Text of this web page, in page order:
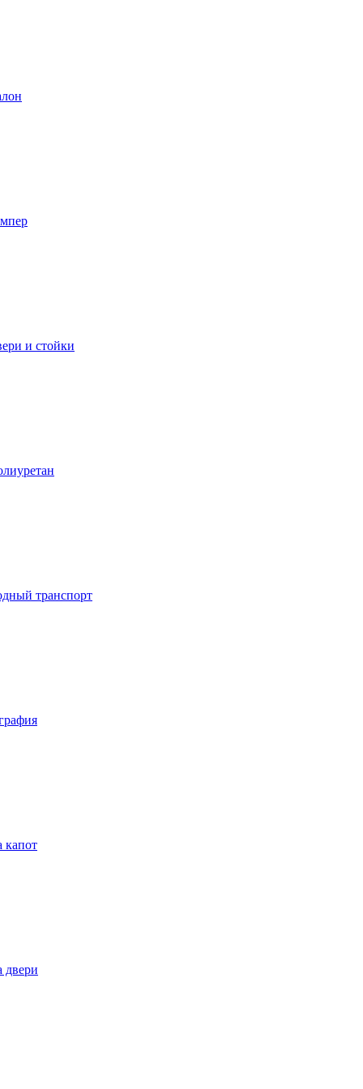
и стойки
транспорт
капот
двери